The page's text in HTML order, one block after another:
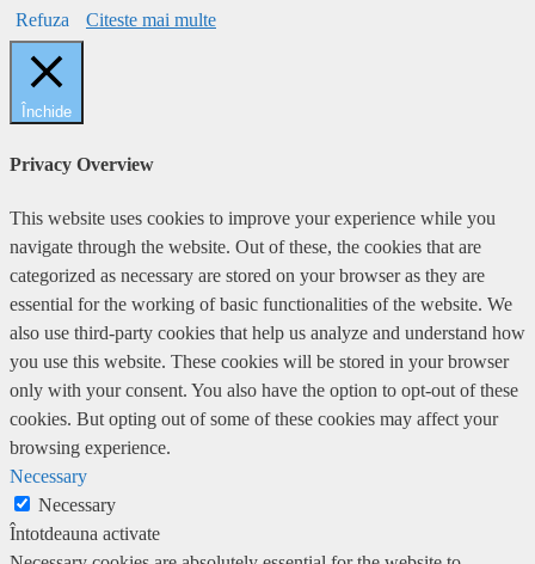
Refuza
Citeste mai multe
Închide
Privacy Overview
This website uses cookies to improve your experience while you
navigate through the website. Out of these, the cookies that are
categorized as necessary are stored on your browser as they are
essential for the working of basic functionalities of the website. We
also use third-party cookies that help us analyze and understand how
you use this website. These cookies will be stored in your browser
only with your consent. You also have the option to opt-out of these
cookies. But opting out of some of these cookies may affect your
browsing experience.
Necessary
Necessary
Întotdeauna activate